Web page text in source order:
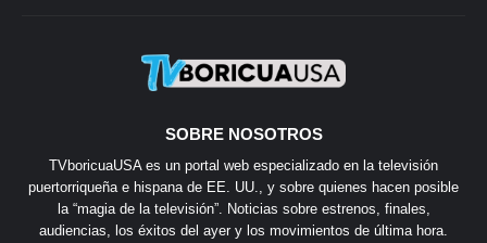
SOBRE NOSOTROS
TVboricuaUSA es un portal web especializado en la televisión
puertorriqueña e hispana de EE. UU., y sobre quienes hacen posible
la “magia de la televisión”. Noticias sobre estrenos, finales,
audiencias, los éxitos del ayer y los movimientos de última hora.